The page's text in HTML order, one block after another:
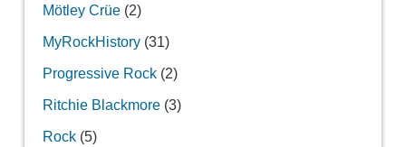
Mötley Crüe(2)
MyRockHistory(31)
Progressive Rock(2)
Ritchie Blackmore(3)
Rock(5)